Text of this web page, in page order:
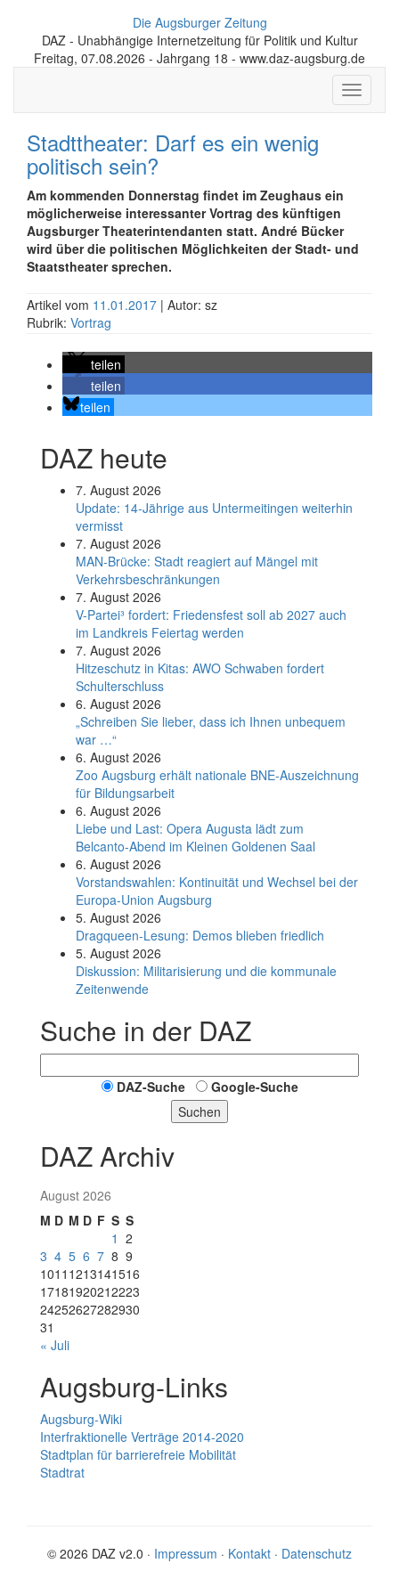
Die Augsburger Zeitung
DAZ - Unabhängige Internetzeitung für Politik und Kultur
Freitag, 07.08.2026 - Jahrgang 18 - www.daz-augsburg.de
Toggle
Stadttheater: Darf es ein wenig
politisch sein?
Am kommenden Donnerstag findet im Zeughaus ein
möglicherweise interessanter Vortrag des künftigen
Augsburger Theaterintendanten statt. André Bücker
wird über die politischen Möglichkeiten der Stadt- und
Staatstheater sprechen.
Artikel vom 11.01.2017 | Autor: sz
Rubrik: Vortrag
teilen
teilen
teilen
DAZ heute
7. August 2026
Update: 14-Jährige aus Untermeitingen weiterhin
vermisst
7. August 2026
MAN-Brücke: Stadt reagiert auf Mängel mit
Verkehrsbeschränkungen
7. August 2026
V-Partei­³ fordert: Friedens­fest soll ab 2027 auch
im Land­kreis Feier­tag werden
7. August 2026
Hitzeschutz in Kitas: AWO Schwaben fordert
Schulterschluss
6. August 2026
„Schreiben Sie lieber, dass ich Ihnen unbequem
war …“
6. August 2026
Zoo Augsburg erhält nationale BNE-Auszeichnung
für Bildungsarbeit
6. August 2026
Liebe und Last: Opera Augusta lädt zum
Belcanto-Abend im Kleinen Goldenen Saal
6. August 2026
Vorstandswahlen: Kontinuität und Wechsel bei der
Europa-Union Augsburg
5. August 2026
Dragqueen-Lesung: Demos blieben friedlich
5. August 2026
Diskussion: Mi­li­ta­ri­sie­rung und die kommunale
Zeitenwende
Suche in der DAZ
DAZ-Suche
Google-Suche
Suchen
DAZ Archiv
August 2026
M D M D F S S
1 2
3 4 5 6 7 8 9
1011 1213141516
17181920212223
24252627282930
31
« Juli
Augsburg-Links
Augsburg-Wiki
Interfraktionelle Verträge 2014-2020
Stadtplan für barrierefreie Mobilität
Stadtrat
© 2026 DAZ v2.0 · Impressum · Kontakt · Datenschutz